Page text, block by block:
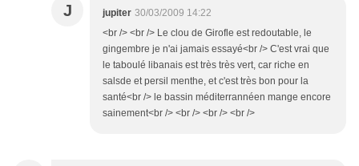
J jupiter 30/03/2009 14:22
<br /> <br /> Le clou de Girofle est redoutable, le
gingembre je n'ai jamais essayé<br /> C'est vrai que
le taboulé libanais est très très vert, car riche en
salsde et persil menthe, et c'est très bon pour la
santé<br /> le bassin méditerrannéen mange encore
sainement<br /> <br /> <br /> <br />